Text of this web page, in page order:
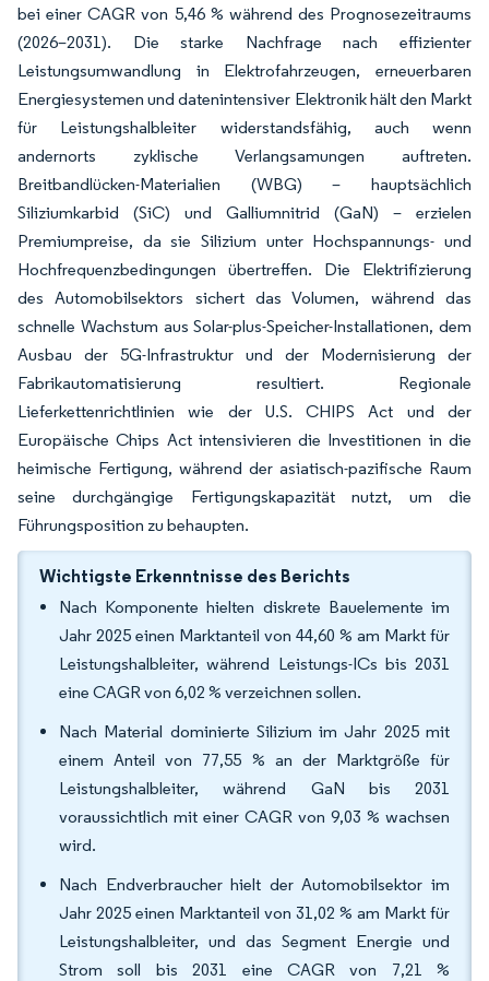
bei einer CAGR von 5,46 % während des Prognosezeitraums
(2026–2031). Die starke Nachfrage nach effizienter
Leistungsumwandlung in Elektrofahrzeugen, erneuerbaren
Energiesystemen und datenintensiver Elektronik hält den Markt
für Leistungshalbleiter widerstandsfähig, auch wenn
andernorts zyklische Verlangsamungen auftreten.
Breitbandlücken-Materialien (WBG) – hauptsächlich
Siliziumkarbid (SiC) und Galliumnitrid (GaN) – erzielen
Premiumpreise, da sie Silizium unter Hochspannungs- und
Hochfrequenzbedingungen übertreffen. Die Elektrifizierung
des Automobilsektors sichert das Volumen, während das
schnelle Wachstum aus Solar-plus-Speicher-Installationen, dem
Ausbau der 5G-Infrastruktur und der Modernisierung der
Fabrikautomatisierung resultiert. Regionale
Lieferkettenrichtlinien wie der U.S. CHIPS Act und der
Europäische Chips Act intensivieren die Investitionen in die
heimische Fertigung, während der asiatisch-pazifische Raum
seine durchgängige Fertigungskapazität nutzt, um die
Führungsposition zu behaupten.
Wichtigste Erkenntnisse des Berichts
Nach Komponente hielten diskrete Bauelemente im
Jahr 2025 einen Marktanteil von 44,60 % am Markt für
Leistungshalbleiter, während Leistungs-ICs bis 2031
eine CAGR von 6,02 % verzeichnen sollen.
Nach Material dominierte Silizium im Jahr 2025 mit
einem Anteil von 77,55 % an der Marktgröße für
Leistungshalbleiter, während GaN bis 2031
voraussichtlich mit einer CAGR von 9,03 % wachsen
wird.
Nach Endverbraucher hielt der Automobilsektor im
Jahr 2025 einen Marktanteil von 31,02 % am Markt für
Leistungshalbleiter, und das Segment Energie und
Strom soll bis 2031 eine CAGR von 7,21 %